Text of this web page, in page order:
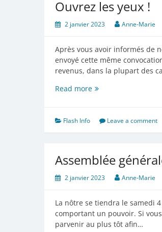
Ouvrez les yeux !
2 janvier 2023 Anne-Marie
Après vous avoir informés de
envoyé cette même
revenus, dans la plupart des
Read moreOuvrez
Flash Info Leave a comment
Assemblée
2 janvier 2023 Anne-Marie
La nôtre se tiendra le samedi
comportant un pouvoir. Si
parvenir au plus tôt afin…